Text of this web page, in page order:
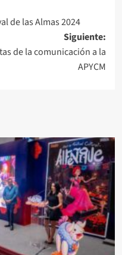
de las Almas 2024
Siguiente:
de la comunicación a la
APYCM